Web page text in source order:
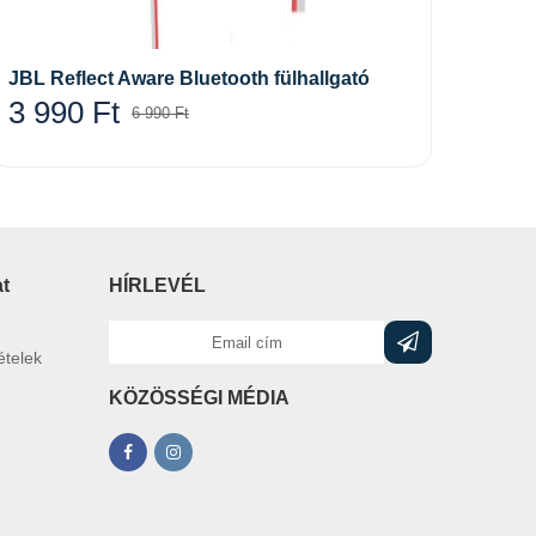
Opciók választása
JBL Reflect Aware Bluetooth fülhallgató
6 990Ft
3 990 Ft
HÍRLEVÉL
KÖZÖSSÉGI MÉDIA